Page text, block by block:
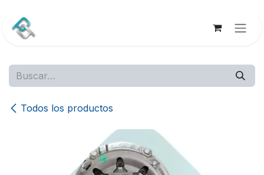
Todos los productos